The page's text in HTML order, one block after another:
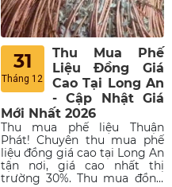
31
Tháng 12
Thu Mua Phế
Liệu Đồng Giá
Cao Tại Long An
- Cập Nhật Giá
Mới Nhất 2026
Thu mua phế liệu Thuận
Phát! Chuyên thu mua phế
liệu đồng giá cao tại Long An
tận nơi, giá cao nhất thị
trường 30%. Thu mua đồng